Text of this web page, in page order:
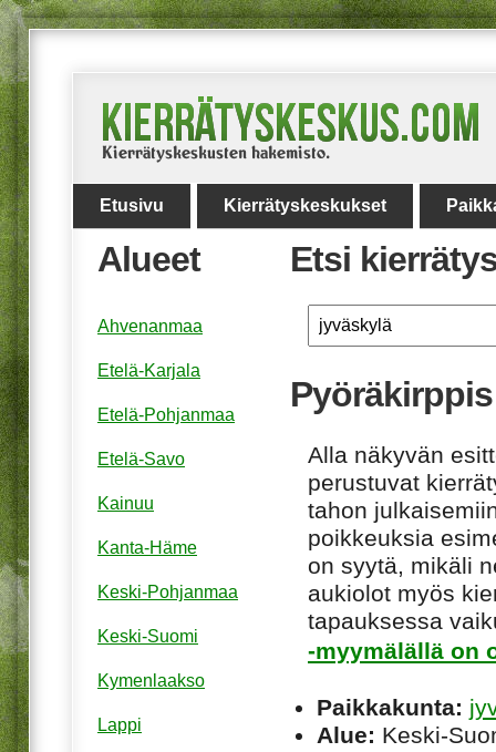
Etusivu Kierrätyskeskukset
Etsi
Pyöräkirppis
Alla näkyvän
perustuvat
tahon
poikkeuksia
on syytä, mikäli
aukiolot myös
tapauksessa
-myymälällä on
Paikkakunta:
Alue: Keski-
Alueet
Ahvenanmaa
Etelä-Karjala
Etelä-Pohjanmaa
Etelä-Savo
Kainuu
Kanta-Häme
Keski-Pohjanmaa
Keski-Suomi
Kymenlaakso
Lappi